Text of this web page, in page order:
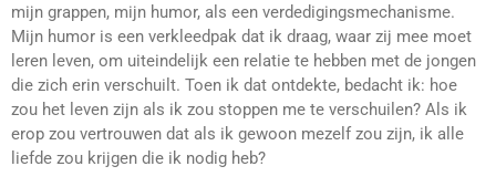
mijn grappen, mijn humor, als een verdedigingsmechanisme.
Mijn humor is een verkleedpak dat ik draag, waar zij mee moet
leren leven, om uiteindelijk een relatie te hebben met de jongen
die zich erin verschuilt. Toen ik dat ontdekte, bedacht ik: hoe
zou het leven zijn als ik zou stoppen me te verschuilen? Als ik
erop zou vertrouwen dat als ik gewoon mezelf zou zijn, ik alle
liefde zou krijgen die ik nodig heb?